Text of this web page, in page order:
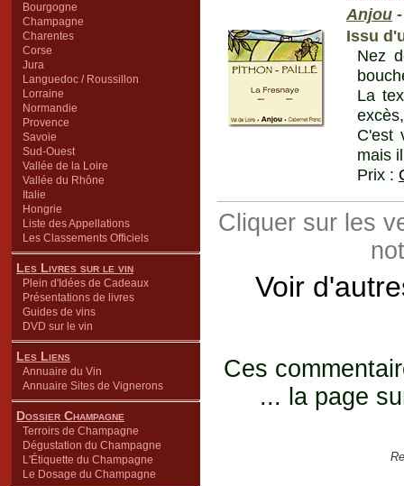
Bourgogne
Champagne
Charentes
Corse
Jura
Languedoc / Roussillon
Lorraine
Normandie
Provence
Savoie
Sud-Ouest
Vallée de la Loire
Vallée du Rhône
Italie
Hongrie
Liste des Appellations
Les Classements Officiels
Les Livres sur le vin
Plein d'Idées de Cadeaux
Présentations de livres
Guides de vins
DVD sur le vin
Les Liens
Annuaire du Vin
Annuaire Sites de Vignerons
Dossier Champagne
Terroirs de Champagne
Dégustation du Champagne
L'Étiquette du Champagne
Le Dosage du Champagne
Anjou
Issu
Nez
La
C'est
mais
Prix :
Cliquer sur les
Voir
Ces
... la page